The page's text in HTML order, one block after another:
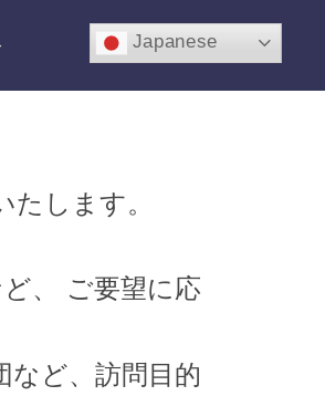
Japanese
します。
、 ご要望に応
など、訪問目的